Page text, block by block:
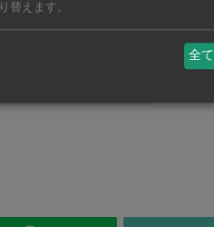
精密
替えます。
全